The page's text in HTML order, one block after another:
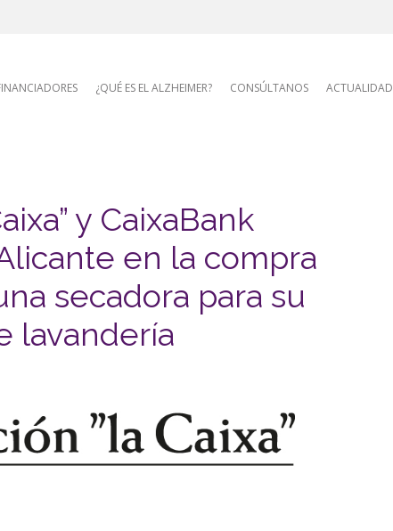
¿QUÉ ES EL ALZHEIMER? CONSÚLTANOS ACTUALIDAD
y CaixaBank
en la compra
secadora para su
lavandería